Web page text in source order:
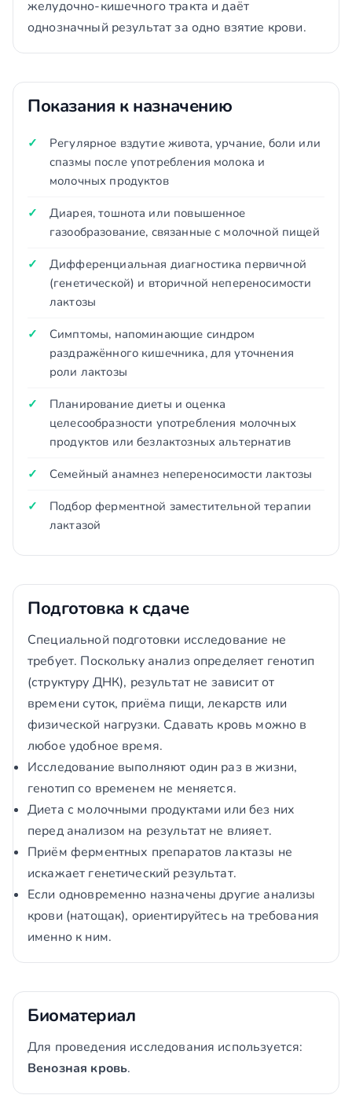
желудочно-кишечного тракта и даёт
однозначный результат за одно взятие крови.
Показания к назначению
Регулярное вздутие живота, урчание, боли или
спазмы после употребления молока и
молочных продуктов
Диарея, тошнота или повышенное
газообразование, связанные с молочной пищей
Дифференциальная диагностика первичной
(генетической) и вторичной непереносимости
лактозы
Симптомы, напоминающие синдром
раздражённого кишечника, для уточнения
роли лактозы
Планирование диеты и оценка
целесообразности употребления молочных
продуктов или безлактозных альтернатив
Семейный анамнез непереносимости лактозы
Подбор ферментной заместительной терапии
лактазой
Подготовка к сдаче
Специальной подготовки исследование не
требует. Поскольку анализ определяет генотип
(структуру ДНК), результат не зависит от
времени суток, приёма пищи, лекарств или
физической нагрузки. Сдавать кровь можно в
любое удобное время.
Исследование выполняют один раз в жизни,
генотип со временем не меняется.
Диета с молочными продуктами или без них
перед анализом на результат не влияет.
Приём ферментных препаратов лактазы не
искажает генетический результат.
Если одновременно назначены другие анализы
крови (натощак), ориентируйтесь на требования
именно к ним.
Биоматериал
Для проведения исследования используется:
Венозная кровь.